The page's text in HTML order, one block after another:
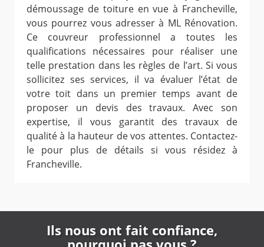
démoussage de toiture en vue à Francheville,
vous pourrez vous adresser à ML Rénovation.
Ce couvreur professionnel a toutes les
qualifications nécessaires pour réaliser une
telle prestation dans les règles de l’art. Si vous
sollicitez ses services, il va évaluer l’état de
votre toit dans un premier temps avant de
proposer un devis des travaux. Avec son
expertise, il vous garantit des travaux de
qualité à la hauteur de vos attentes. Contactez-
le pour plus de détails si vous résidez à
Francheville.
Ils nous ont fait confiance,